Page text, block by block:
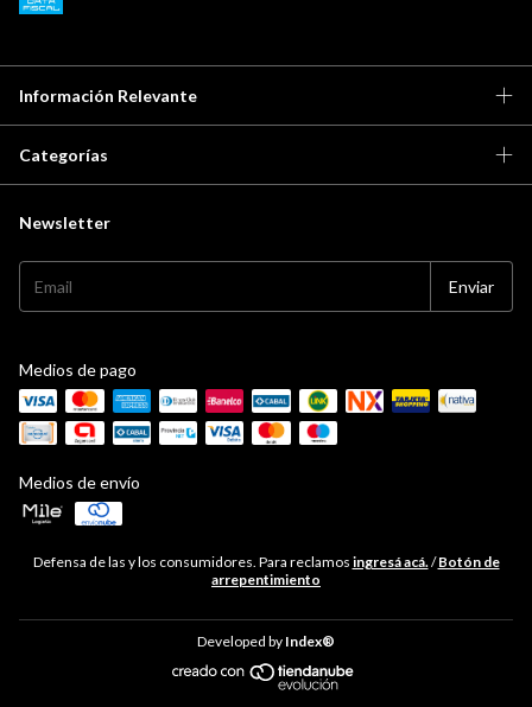
Información Relevante
Categorías
Newsletter
Medios de pago
Medios de envío
Defensa de las y los consumidores. Para reclamos ingresá acá./ Botón de
arrepentimiento
Developed by Index®